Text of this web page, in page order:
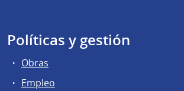
Políticas y gestión
Obras
Empleo